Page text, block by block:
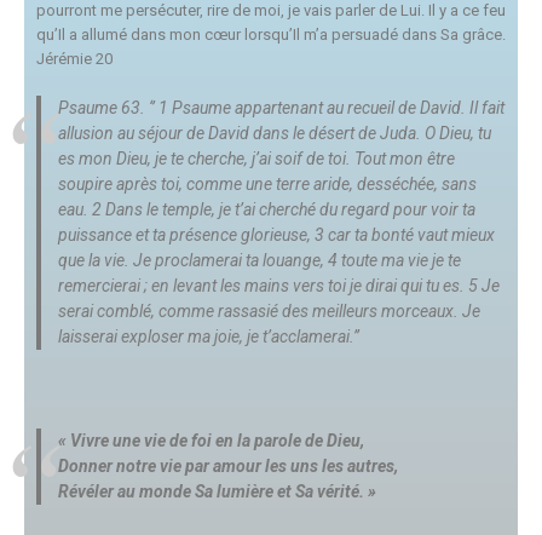
pourront me persécuter, rire de moi, je vais parler de Lui. Il y a ce feu
qu’Il a allumé dans mon cœur lorsqu’Il m’a persuadé dans Sa grâce.
Jérémie 20
Psaume 63. ‘’ 1 Psaume appartenant au recueil de David. Il fait
allusion au séjour de David dans le désert de Juda. O Dieu, tu
es mon Dieu, je te cherche, j’ai soif de toi. Tout mon être
soupire après toi, comme une terre aride, desséchée, sans
eau. 2 Dans le temple, je t’ai cherché du regard pour voir ta
puissance et ta présence glorieuse, 3 car ta bonté vaut mieux
que la vie. Je proclamerai ta louange, 4 toute ma vie je te
remercierai ; en levant les mains vers toi je dirai qui tu es. 5 Je
serai comblé, comme rassasié des meilleurs morceaux. Je
laisserai exploser ma joie, je t’acclamerai.’’
« Vivre une vie de foi en la parole de Dieu,
Donner notre vie par amour les uns les autres,
Révéler au monde Sa lumière et Sa vérité. »